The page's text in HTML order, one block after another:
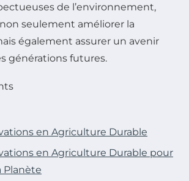
de l’environnement,
seulement améliorer la
également assurer un avenir
générations futures.
en Agriculture Durable
en Agriculture Durable pour
Planète